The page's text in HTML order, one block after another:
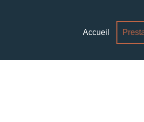
Accueil